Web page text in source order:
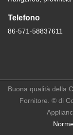
Telefono
86-571-58837611
Buona qualità della
Fornitore. © di